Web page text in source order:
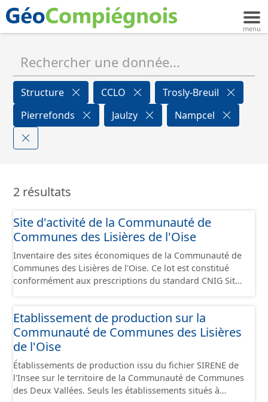
Structure CCLO
Trosly-Breuil
Pierrefonds
Jaulzy Nampcel
2 résultats
Site d'activité de la Communauté de
Communes des Lisières de l'Oise
Inventaire des sites économiques de la Communauté de
Communes des Lisières de l'Oise. Ce lot est constitué
conformément aux prescriptions du standard CNIG Sites
Etablissement de production sur la
Communauté de Communes des Lisières
de l'Oise
Établissements de production issu du fichier SIRENE de
l'Insee sur le territoire de la Communauté de Communes
des Deux Vallées. Seuls les établissements situés à